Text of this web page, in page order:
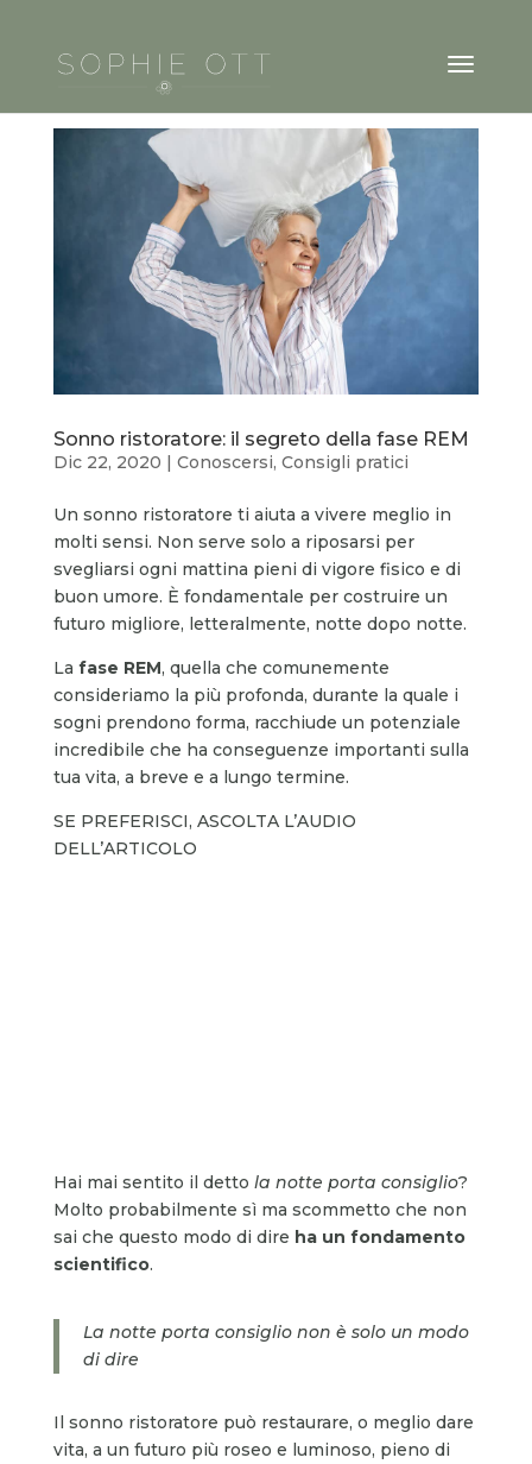
Sonno ristoratore: il segreto della fase REM
Dic 22, 2020 | Conoscersi, Consigli pratici
Un sonno ristoratore ti aiuta a vivere meglio in
molti sensi. Non serve solo a riposarsi per
svegliarsi ogni mattina pieni di vigore fisico e di
buon umore. È fondamentale per costruire un
futuro migliore, letteralmente, notte dopo notte.
La fase REM, quella che comunemente
consideriamo la più profonda, durante la quale i
sogni prendono forma, racchiude un potenziale
incredibile che ha conseguenze importanti sulla
tua vita, a breve e a lungo termine.
SE PREFERISCI, ASCOLTA L’AUDIO
DELL’ARTICOLO
Hai mai sentito il detto la notte porta consiglio?
Molto probabilmente sì ma scommetto che non
sai che questo modo di dire ha un fondamento
scientifico.
La notte porta consiglio non è solo un modo
di dire
Il sonno ristoratore può restaurare, o meglio dare
vita, a un futuro più roseo e luminoso, pieno di